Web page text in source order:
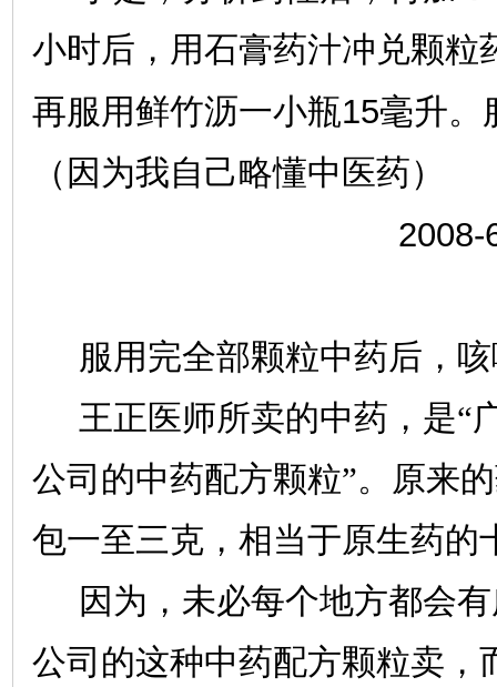
小时后，用石膏药汁冲兑颗粒
再服用鲜竹沥一小瓶15毫升。
（因为我自己略懂中医药）
2008-
服用完全部颗粒中药后，
王正医师所卖的中药，是“
公司的中药配方颗粒”。原来
包一至三克，相当于原生药的
因为，未必每个地方都会
公司的这种中药配方颗粒卖，